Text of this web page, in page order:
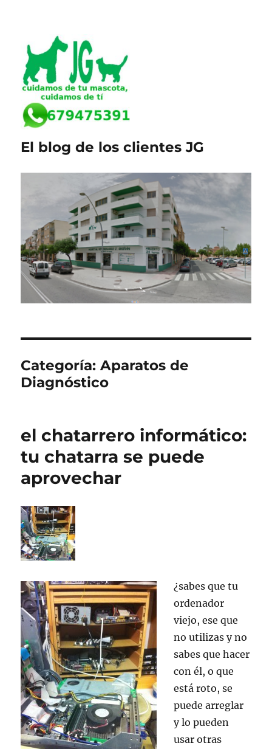
El blog de los clientes JG
Categoría:Aparatos de
Diagnóstico
el chatarrero informático:
tu chatarra se puede
aprovechar
¿sabes que tu
ordenador
viejo, ese que
no utilizas y no
sabes que hacer
con él, o que
está roto, se
puede arreglar
y lo pueden
usar otras